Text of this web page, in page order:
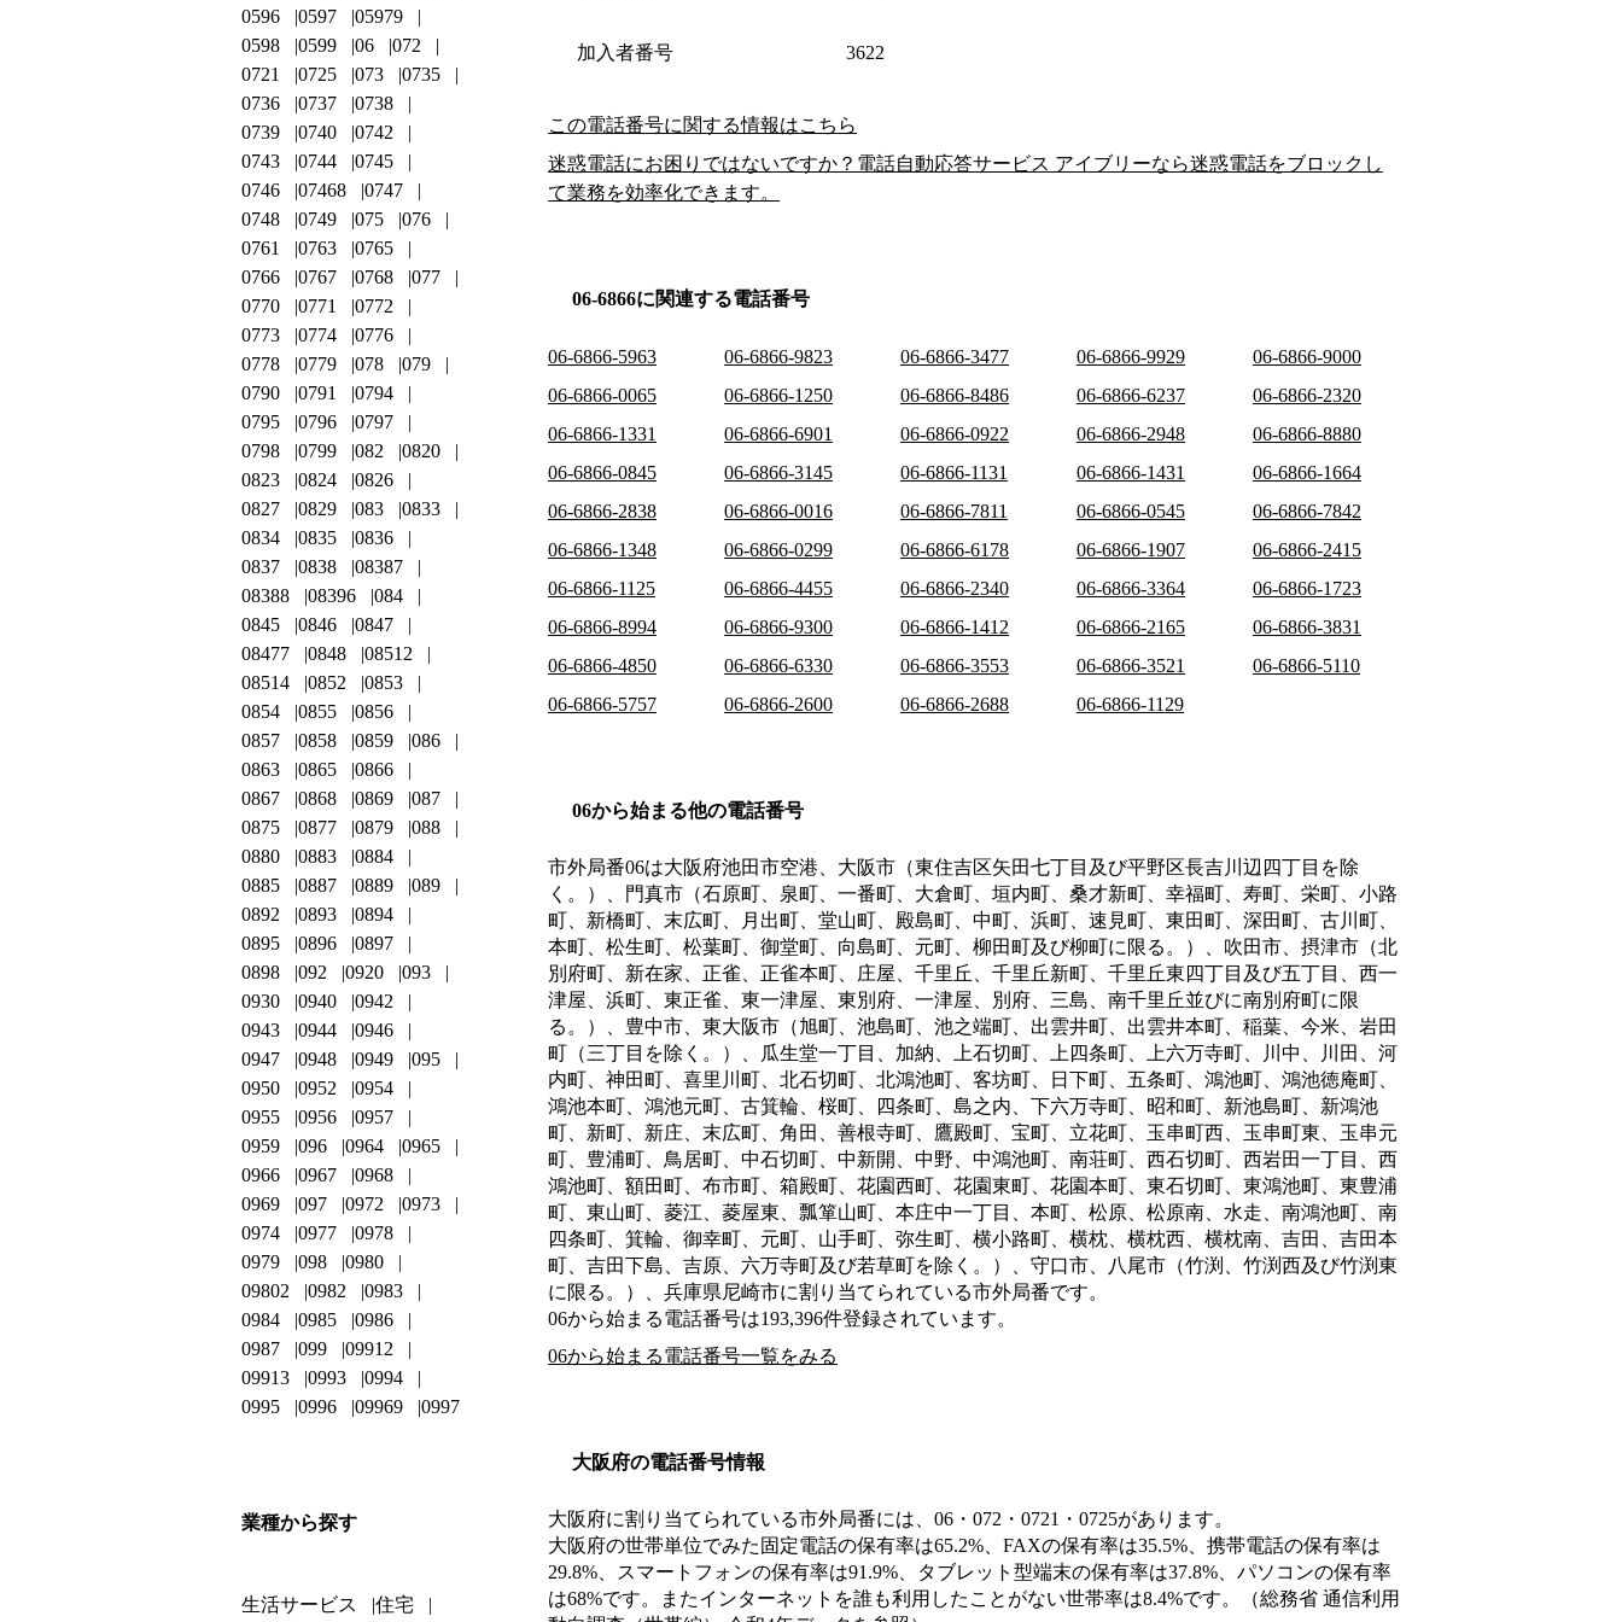
加入者番号 3622
この電話番号に関する情報はこちら
迷惑電話にお困りではないですか？電話自動応答サービス アイブリーなら迷惑電話をブロックし
て業務を効率化できます。
06-6866に関連する電話番号
06-6866-5963 06-6866-9823 06-6866-3477 06-6866-9929
06-6866-9000
06-6866-0065
06-6866-1250 06-6866-8486 06-6866-6237
06-6866-2320
06-6866-1331
06-6866-6901 06-6866-0922 06-6866-2948
06-6866-8880
06-6866-0845
06-6866-3145 06-6866-1131 06-6866-1431
06-6866-1664
06-6866-2838
06-6866-0016 06-6866-7811 06-6866-0545
06-6866-7842
06-6866-1348
06-6866-0299 06-6866-6178 06-6866-1907
06-6866-2415
06-6866-1125
06-6866-4455 06-6866-2340 06-6866-3364
06-6866-1723
06-6866-8994
06-6866-9300 06-6866-1412 06-6866-2165
06-6866-3831
06-6866-4850
06-6866-6330 06-6866-3553 06-6866-3521
06-6866-5110
06-6866-5757
06-6866-2600 06-6866-2688 06-6866-1129
06から始まる他の電話番号
市外局番06は大阪府池田市空港、大阪市（東住吉区矢田七丁目及び平野区長吉川辺四丁目を除
く。）、門真市（石原町、泉町、一番町、大倉町、垣内町、桑才新町、幸福町、寿町、栄町、小路
町、新橋町、末広町、月出町、堂山町、殿島町、中町、浜町、速見町、東田町、深田町、古川町、
本町、松生町、松葉町、御堂町、向島町、元町、柳田町及び柳町に限る。）、吹田市、摂津市（北
別府町、新在家、正雀、正雀本町、庄屋、千里丘、千里丘新町、千里丘東四丁目及び五丁目、西一
津屋、浜町、東正雀、東一津屋、東別府、一津屋、別府、三島、南千里丘並びに南別府町に限
る。）、豊中市、東大阪市（旭町、池島町、池之端町、出雲井町、出雲井本町、稲葉、今米、岩田
町（三丁目を除く。）、瓜生堂一丁目、加納、上石切町、上四条町、上六万寺町、川中、川田、河
内町、神田町、喜里川町、北石切町、北鴻池町、客坊町、日下町、五条町、鴻池町、鴻池徳庵町、
鴻池本町、鴻池元町、古箕輪、桜町、四条町、島之内、下六万寺町、昭和町、新池島町、新鴻池
町、新町、新庄、末広町、角田、善根寺町、鷹殿町、宝町、立花町、玉串町西、玉串町東、玉串元
町、豊浦町、鳥居町、中石切町、中新開、中野、中鴻池町、南荘町、西石切町、西岩田一丁目、西
鴻池町、額田町、布市町、箱殿町、花園西町、花園東町、花園本町、東石切町、東鴻池町、東豊浦
町、東山町、菱江、菱屋東、瓢箪山町、本庄中一丁目、本町、松原、松原南、水走、南鴻池町、南
四条町、箕輪、御幸町、元町、山手町、弥生町、横小路町、横枕、横枕西、横枕南、吉田、吉田本
町、吉田下島、吉原、六万寺町及び若草町を除く。）、守口市、八尾市（竹渕、竹渕西及び竹渕東
に限る。）、兵庫県尼崎市に割り当てられている市外局番です。
06から始まる電話番号は193,396件登録されています。
06から始まる電話番号一覧をみる
大阪府の電話番号情報
大阪府に割り当てられている市外局番には、06・072・0721・0725があります。
大阪府の世帯単位でみた固定電話の保有率は65.2%、FAXの保有率は35.5%、携帯電話の保有率は
29.8%、スマートフォンの保有率は91.9%、タブレット型端末の保有率は37.8%、パソコンの保有率
は68%です。またインターネットを誰も利用したことがない世帯率は8.4%です。（総務省 通信利用
0596
0597
05979
0598
0599 06
072
0721
0725 073
0735
0736
0737
0738
0739
0740
0742
0743
0744
0745
0746
07468
0747
0748
0749 075
076
0761
0763
0765
0766
0767 0768
077
0770
0771
0772
0773
0774
0776
0778
0779 078
079
0790
0791
0794
0795
0796
0797
0798
0799 082
0820
0823
0824
0826
0827
0829 083
0833
0834
0835
0836
0837
0838
08387
08388
08396
084
0845
0846
0847
08477
0848
08512
08514
0852
0853
0854
0855
0856
0857
0858 0859
086
0863
0865
0866
0867
0868 0869
087
0875
0877 0879
088
0880
0883
0884
0885
0887 0889
089
0892
0893
0894
0895
0896
0897
0898
092 0920
093
0930
0940
0942
0943
0944
0946
0947
0948 0949
095
0950
0952
0954
0955
0956
0957
0959
096 0964
0965
0966
0967
0968
0969
097 0972
0973
0974
0977
0978
0979
098
0980
09802
0982
0983
0984
0985
0986
0987
099
09912
09913
0993
0994
0995
0996 09969 0997
業種から探す
生活サービス 住宅